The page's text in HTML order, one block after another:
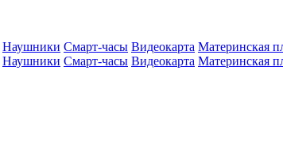
Наушники Смарт-часы Видеокарта Материнская
Наушники Смарт-часы Видеокарта Материнская